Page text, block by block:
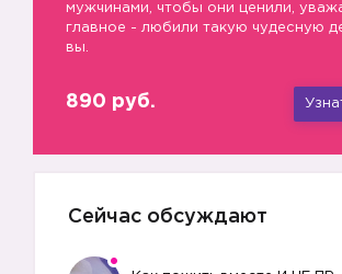
мужчинами, чтобы они ценили,
главное - любили такую чудесную
вы.
890 руб.
Сейчас обсуждают